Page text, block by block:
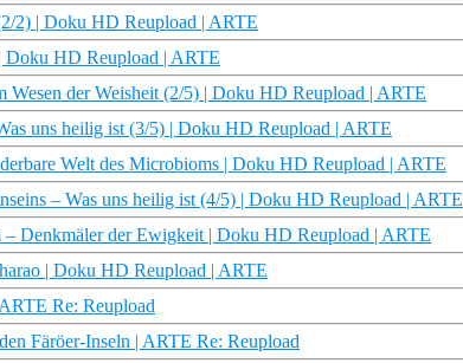
2) | Doku HD Reupload | ARTE
Doku HD Reupload | ARTE
Wesen der Weisheit (2/5) | Doku HD Reupload | ARTE
uns heilig ist (3/5) | Doku HD Reupload | ARTE
Welt des Microbioms | Doku HD Reupload | ARTE
– Was uns heilig ist (4/5) | Doku HD Reupload | ARTE
– Denkmäler der Ewigkeit | Doku HD Reupload | ARTE
| Doku HD Reupload | ARTE
Re: Reupload
Färöer-Inseln | ARTE Re: Reupload